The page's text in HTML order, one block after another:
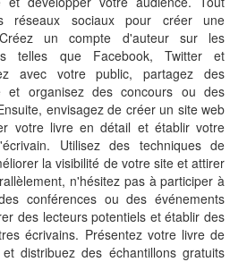
réseaux sociaux pour créer une
un compte d'auteur sur les
telles que Facebook, Twitter et
avec votre public, partagez des
et organisez des concours ou des
envisagez de créer un site web
votre livre en détail et établir votre
Utilisez des techniques de
la visibilité de votre site et attirer
n'hésitez pas à participer à
conférences ou des événements
des lecteurs potentiels et établir des
écrivains. Présentez votre livre de
distribuez des échantillons gratuits